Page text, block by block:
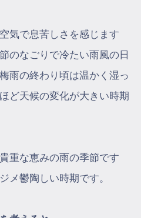
気で息苦しさを感じます
のなごりで冷たい雨風の日
雨の終わり頃は温かく湿っ
ど天候の変化が大きい時期
重な恵みの雨の季節です
メ鬱陶しい時期です。